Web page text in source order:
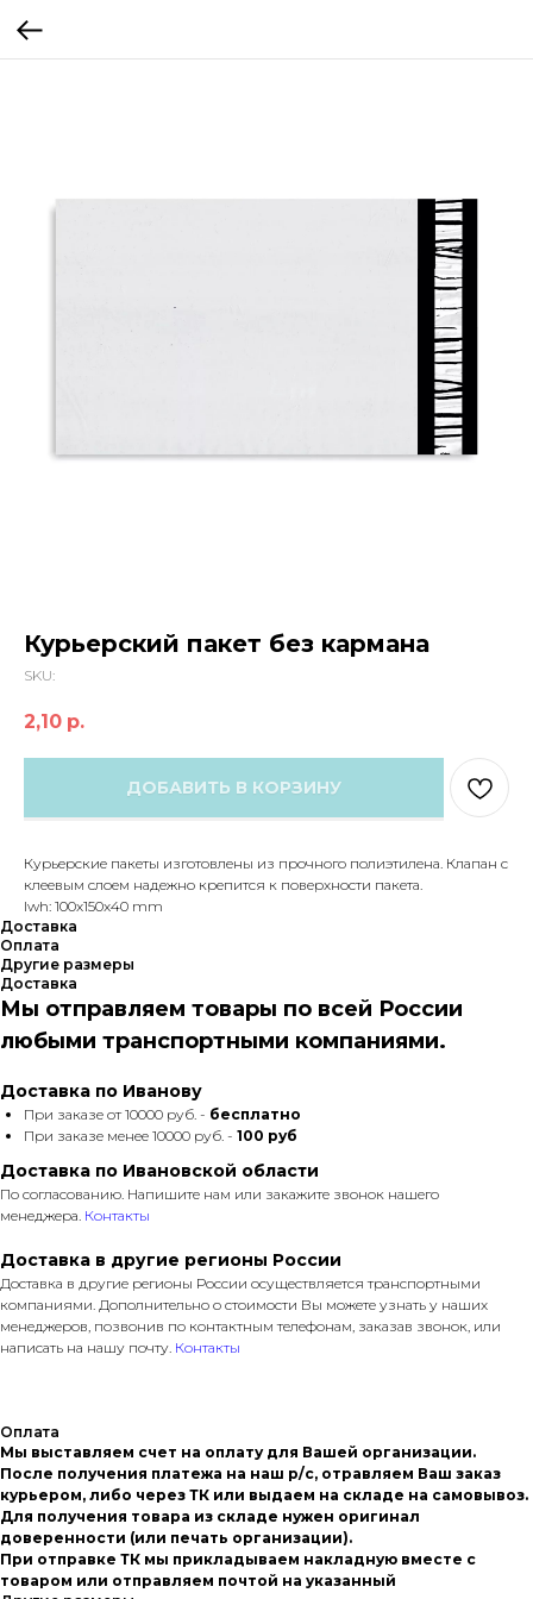
Курьерский пакет без кармана
SKU:
2,10 р.
ДОБАВИТЬ В КОРЗИНУ
Курьерские пакеты изготовлены из прочного полиэтилена. Клапан с
клеевым слоем надежно крепится к поверхности пакета.
lwh: 100x150x40 mm
Доставка
Оплата
Другие размеры
Доставка
Мы отправляем товары по всей России
любыми транспортными компаниями.
Доставка по Иванову
При заказе от 10000 руб. - бесплатно
При заказе менее 10000 руб. - 100 руб
Доставка по Ивановской области
По согласованию. Напишите нам или закажите звонок нашего
менеджера. Контакты
Доставка в другие регионы России
Доставка в другие регионы России осуществляется транспортными
компаниями. Дополнительно о стоимости Вы можете узнать у наших
менеджеров, позвонив по контактным телефонам, заказав звонок, или
написать на нашу почту. Контакты
Оплата
Мы выставляем счет на оплату для Вашей организации.
После получения платежа на наш р/с, отравляем Ваш заказ
курьером, либо через ТК или выдаем на складе на самовывоз.
Для получения товара из складе нужен оригинал
доверенности (или печать организации).
При отправке ТК мы прикладываем накладную вместе с
товаром или отправляем почтой на указанный